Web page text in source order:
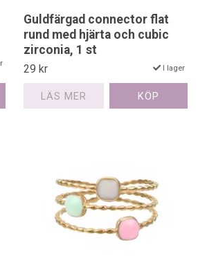
Guldfärgad connector flat
rund med hjärta och cubic
zirconia, 1 st
29 kr I lager
LÄS MER